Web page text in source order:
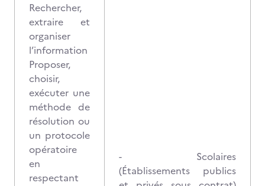
Rechercher,
extraire et
organiser
l’information
Proposer,
choisir,
exécuter une
méthode de
résolution ou
un protocole
opératoire
en
respectant
- Scolaires
(Établissements publics